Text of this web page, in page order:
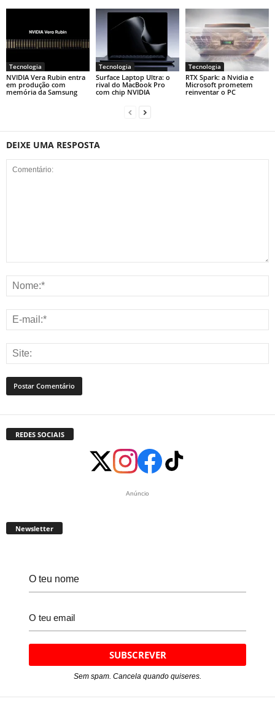
Tecnologia
NVIDIA Vera Rubin entra
em produção com
memória da Samsung
Tecnologia
Surface Laptop Ultra: o
rival do MacBook Pro
com chip NVIDIA
Tecnologia
RTX Spark: a Nvidia e
Microsoft prometem
reinventar o PC
DEIXE UMA RESPOSTA
REDES SOCIAIS
Anúncio
Newsletter
Sem spam. Cancela quando quiseres.